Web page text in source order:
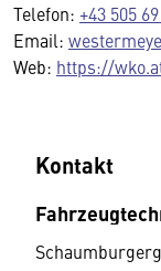
Telefon: +43 505
Email:
Web: https://
Kontakt